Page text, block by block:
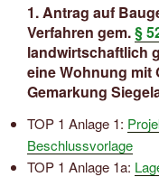
1. Antrag auf
Verfahren gem.§
landwirtschaftlich
eine Wohnung mit
Gemarkung
TOP 1 Anlage 1:
Beschlussvorlage
TOP 1 Anlage 1a: